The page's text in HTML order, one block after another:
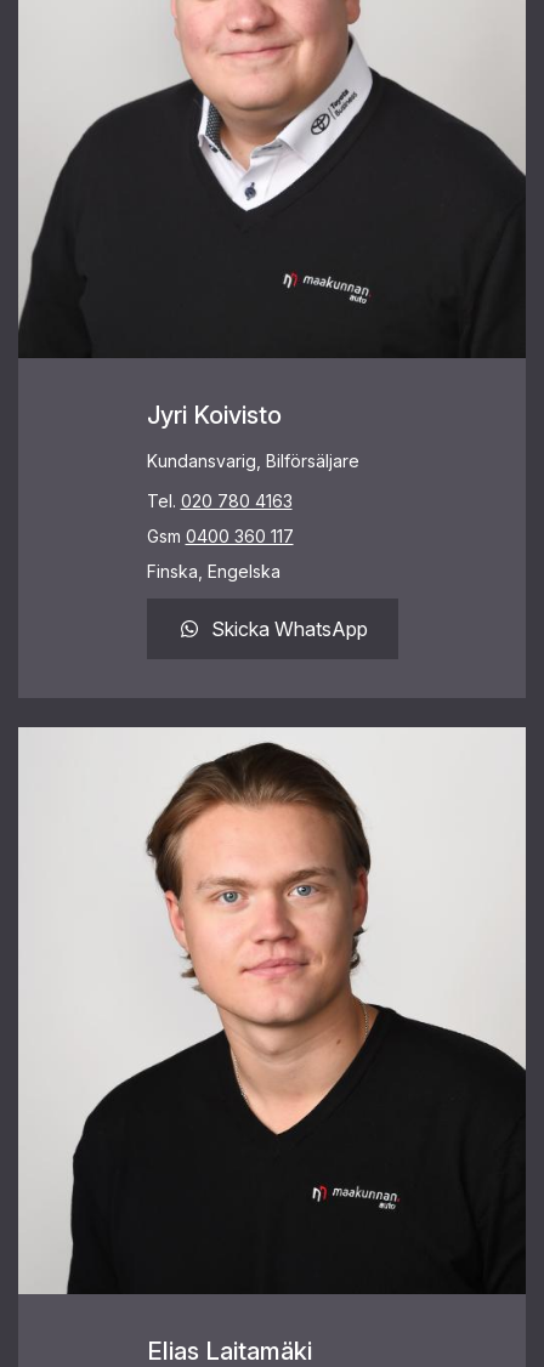
Jyri Koivisto
Kundansvarig, Bilförsäljare
Tel. 020 780 4163
Gsm 0400 360 117
Finska, Engelska
Skicka WhatsApp
Elias Laitamäki